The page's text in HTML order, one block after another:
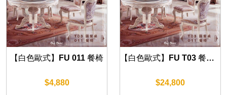
【白色歐式】FU 011 餐椅
$4,880
【白色歐式】FU T03 餐桌 130cm
$24,800